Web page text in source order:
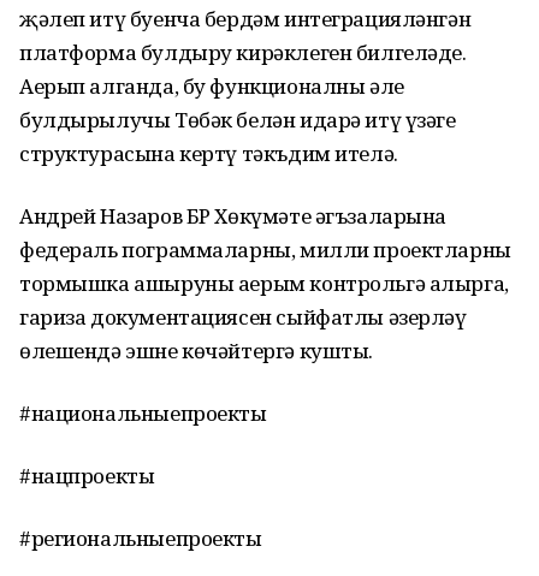
җәлеп итү буенча бердәм интеграцияләнгән
платформа булдыру кирәклеген билгеләде.
Аерып алганда, бу функционалны әле
булдырылучы Төбәк белән идарә итү үзәге
структурасына кертү тәкъдим ителә.
Андрей Назаров БР Хөкүмәте әгъзаларына
федераль пограммаларны, милли проектларны
тормышка ашыруны аерым контрольгә алырга,
гариза документациясен сыйфатлы әзерләү
өлешендә эшне көчәйтергә кушты.
#национальныепроекты
#нацпроекты
#региональныепроекты